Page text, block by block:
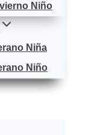
Niño
Niña
Niño